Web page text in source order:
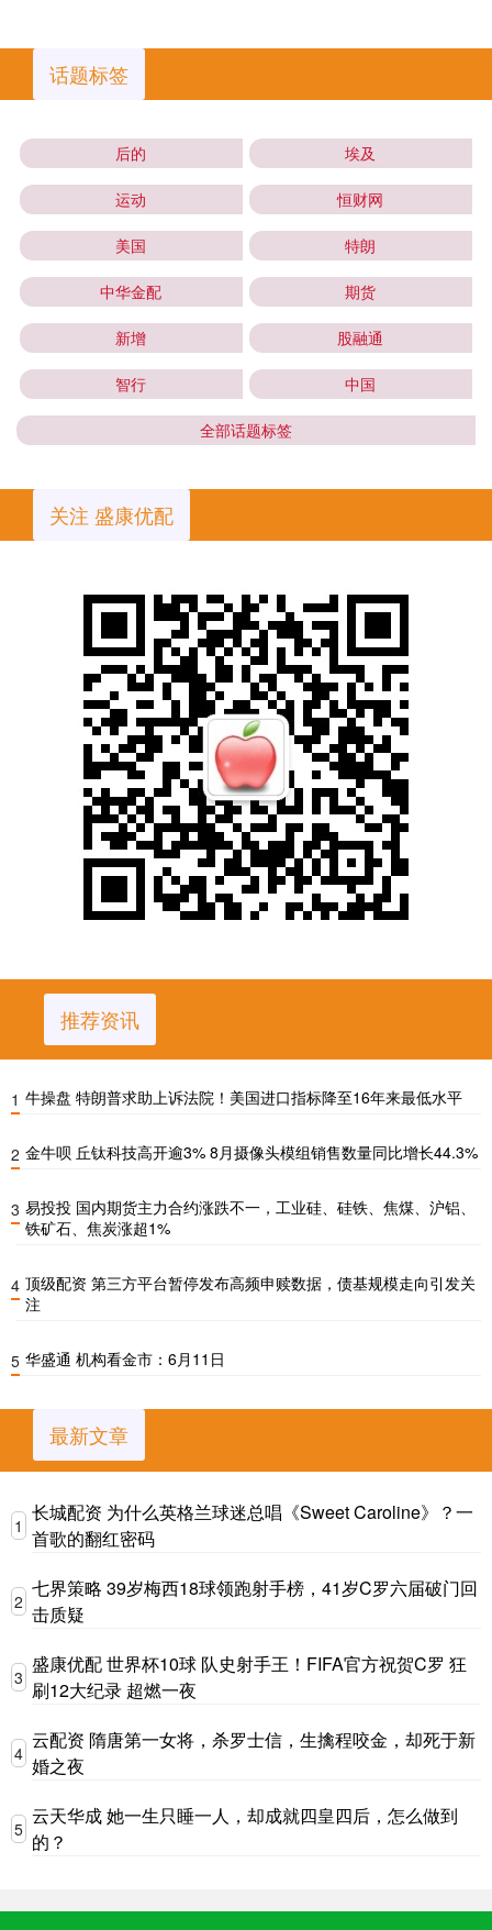
话题标签
后的 埃及
运动 恒财网
美国 特朗
中华金配 期货
新增 股融通
智行 中国
全部话题标签
关注 盛康优配
推荐资讯
1 牛操盘 特朗普求助上诉法院！美国进口指标降至16年来最低水平
2 金牛呗 丘钛科技高开逾3% 8月摄像头模组销售数量同比增长44.3%
3 易投投 国内期货主力合约涨跌不一，工业硅、硅铁、焦煤、沪铝、
铁矿石、焦炭涨超1%
4 顶级配资 第三方平台暂停发布高频申赎数据，债基规模走向引发关
注
5 华盛通 机构看金市：6月11日
最新文章
1
长城配资 为什么英格兰球迷总唱《Sweet Caroline》？一
首歌的翻红密码
2
七界策略 39岁梅西18球领跑射手榜，41岁C罗六届破门回
击质疑
3
盛康优配 世界杯10球 队史射手王！FIFA官方祝贺C罗 狂
刷12大纪录 超燃一夜
4
云配资 隋唐第一女将，杀罗士信，生擒程咬金，却死于新
婚之夜
5
云天华成 她一生只睡一人，却成就四皇四后，怎么做到
的？